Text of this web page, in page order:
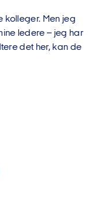
Men jeg
ledere – jeg har
det her, kan de